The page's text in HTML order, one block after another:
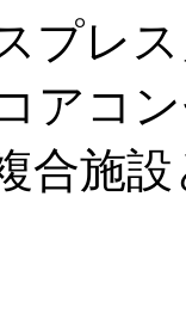
プレ
アコ
合施